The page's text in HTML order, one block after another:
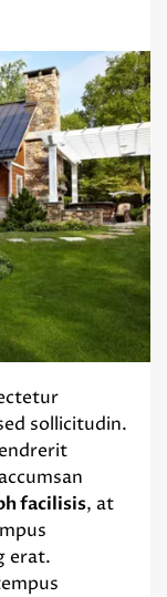
sollicitudin.
facilisis, at
erat.